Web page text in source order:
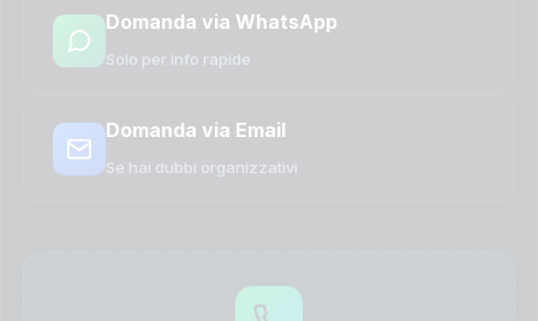
Domanda via WhatsApp
Solo per info rapide
Domanda via Email
Se hai dubbi organizzativi